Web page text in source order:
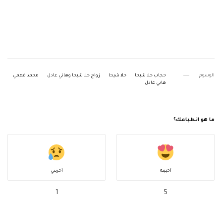
الوسوم حجاب حلا شيحا حلا شيحا زواج حلا شيحا وهاني عادل
محمد فهمي
هاني عادل
ما هو انطباعك؟
أحببته
5
أحزنني
1